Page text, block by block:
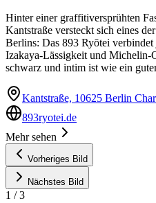
Hinter einer graffitiversprühten
Kantstraße versteckt sich eines
Berlins: Das 893 Ryōtei
Izakaya-Lässigkeit und Michelin-
schwarz und intim ist wie ein
Kantstraße, 10625 Berlin
893ryotei.de
Mehr sehen
Vorheriges Bild
Nächstes Bild
1 /3